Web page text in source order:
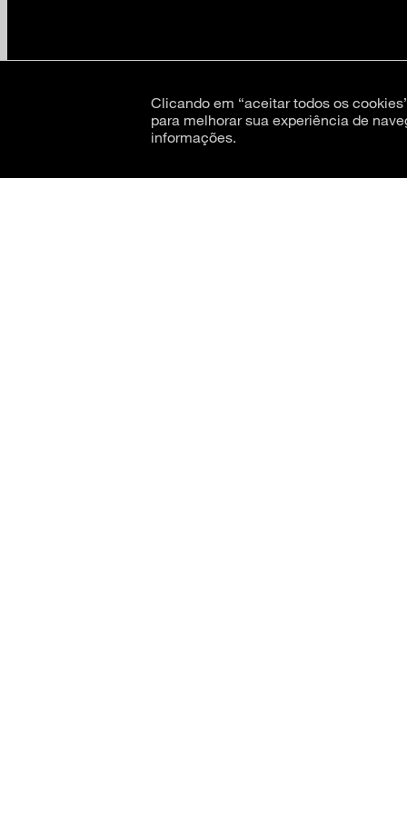
CNPJ: 62.520.218/0001-24Razão social: Museu de Arte Moderna de São Paulo
Clicando em “aceitar todos os
para melhorar sua experiência de
informações.